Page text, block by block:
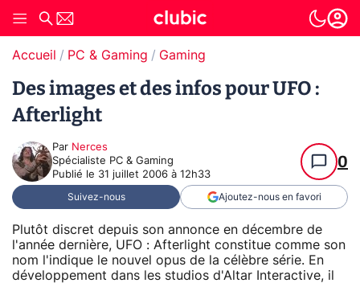
Accueil PC & Gaming Gaming
Des images et des infos pour UFO :
Afterlight
Par Nerces
Spécialiste PC & Gaming
Publié le 31 juillet 2006 à 12h33
0
Suivez-nous Ajoutez-nous en favori
Plutôt discret depuis son annonce en décembre de
l'année dernière, UFO : Afterlight constitue comme son
nom l'indique le nouvel opus de la célèbre série. En
développement dans les studios d'Altar Interactive, il